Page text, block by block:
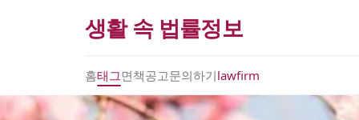
생활 속 법률정보
홈태그면책공고문의하기lawfirm